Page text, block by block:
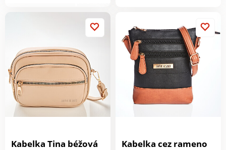
Kabelka Tina béžová Kabelka cez rameno